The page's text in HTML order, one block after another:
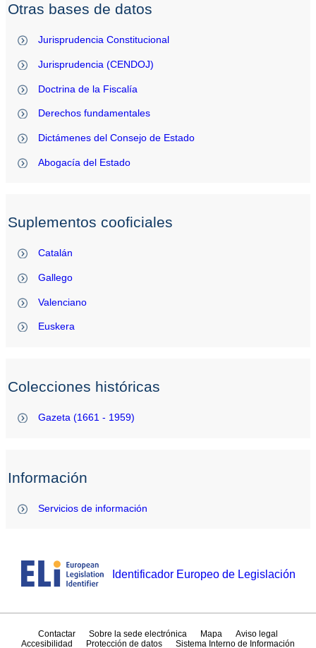
Otras bases de datos
Jurisprudencia Constitucional
Jurisprudencia (CENDOJ)
Doctrina de la Fiscalía
Derechos fundamentales
Dictámenes del Consejo de Estado
Abogacía del Estado
Suplementos cooficiales
Catalán
Gallego
Valenciano
Euskera
Colecciones históricas
Gazeta (1661 - 1959)
Información
Servicios de información
Identificador Europeo de Legislación
Contactar Sobre la sede electrónica Mapa
Aviso legal
Accesibilidad
Protección de datos Sistema Interno de Información